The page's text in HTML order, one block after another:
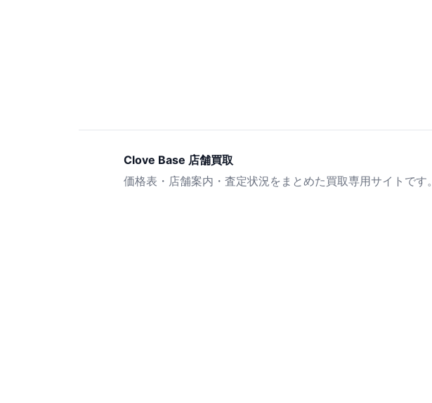
Clove Base 店舗買取
価格表・店舗案内・査定状況をまとめた買取専用サイトです。